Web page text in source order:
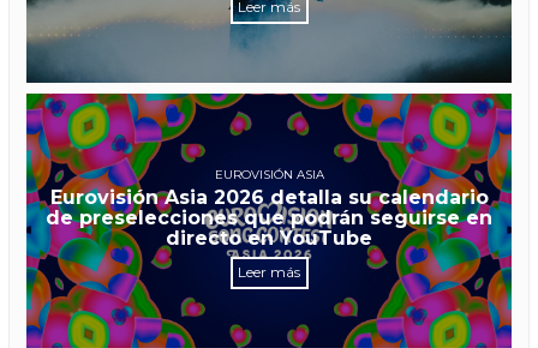
Leer más
EUROVISIÓN ASIA
Eurovisión Asia 2026 detalla su calendario
de preselecciones que podrán seguirse en
directo en YouTube
Leer más